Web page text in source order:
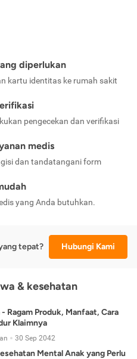
diperlukan
kartu identitas ke rumah sakit
pengecekan dan verifikasi
medis
dan tandatangani form
yang Anda butuhkan.
tepat? Hubungi Kami
& kesehatan
Ragam Produk, Manfaat, Cara
Klaimnya
30 Sep 2042
Mental Anak yang Perlu